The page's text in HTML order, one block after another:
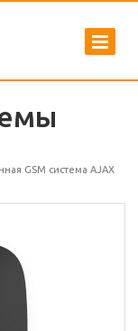
GSM система AJAX